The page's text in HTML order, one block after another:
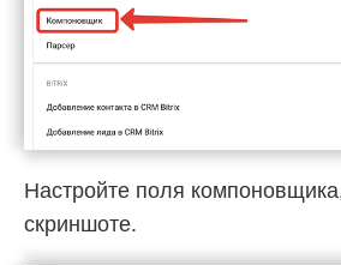
Настройте поля
скриншоте.